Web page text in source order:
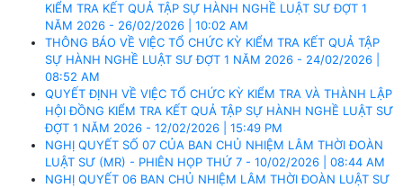
KIỂM TRA KẾT QUẢ TẬP SỰ HÀNH NGHỀ LUẬT SƯ ĐỢT 1
NĂM 2026 - 26/02/2026 | 10:02 AM
THÔNG BÁO VỀ VIỆC TỔ CHỨC KỲ KIỂM TRA KẾT QUẢ TẬP
SỰ HÀNH NGHỀ LUẬT SƯ ĐỢT 1 NĂM 2026 - 24/02/2026 |
08:52 AM
QUYẾT ĐỊNH VỀ VIỆC TỔ CHỨC KỲ KIỂM TRA VÀ THÀNH LẬP
HỘI ĐỒNG KIỂM TRA KẾT QUẢ TẬP SỰ HÀNH NGHỀ LUẬT SƯ
ĐỢT 1 NĂM 2026 - 12/02/2026 | 15:49 PM
NGHỊ QUYẾT SỐ 07 CỦA BAN CHỦ NHIỆM LÂM THỜI ĐOÀN
LUẬT SƯ (MR) - PHIÊN HỌP THỨ 7 - 10/02/2026 | 08:44 AM
NGHỊ QUYẾT 06 BAN CHỦ NHIỆM LÂM THỜI ĐOÀN LUẬT SƯ